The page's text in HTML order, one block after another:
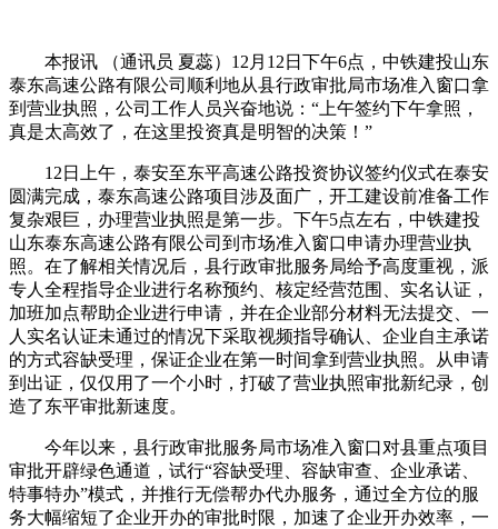
本报讯 （通讯员 夏蕊）12月12日下午6点，中铁建投山东
泰东高速公路有限公司顺利地从县行政审批局市场准入窗口拿
到营业执照，公司工作人员兴奋地说：“上午签约下午拿照，
真是太高效了，在这里投资真是明智的决策！”
12日上午，泰安至东平高速公路投资协议签约仪式在泰安
圆满完成，泰东高速公路项目涉及面广，开工建设前准备工作
复杂艰巨，办理营业执照是第一步。下午5点左右，中铁建投
山东泰东高速公路有限公司到市场准入窗口申请办理营业执
照。在了解相关情况后，县行政审批服务局给予高度重视，派
专人全程指导企业进行名称预约、核定经营范围、实名认证，
加班加点帮助企业进行申请，并在企业部分材料无法提交、一
人实名认证未通过的情况下采取视频指导确认、企业自主承诺
的方式容缺受理，保证企业在第一时间拿到营业执照。从申请
到出证，仅仅用了一个小时，打破了营业执照审批新纪录，创
造了东平审批新速度。
今年以来，县行政审批服务局市场准入窗口对县重点项目
审批开辟绿色通道，试行“容缺受理、容缺审查、企业承诺、
特事特办”模式，并推行无偿帮办代办服务，通过全方位的服
务大幅缩短了企业开办的审批时限，加速了企业开办效率，一